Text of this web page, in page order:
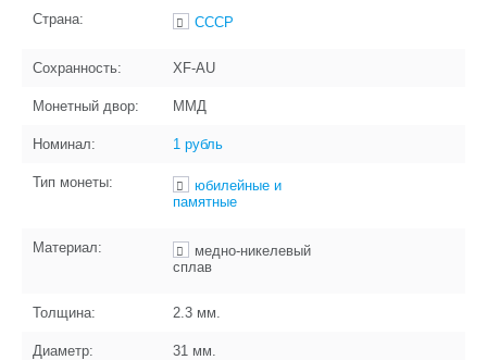
Страна: СССР
Сохранность: XF-AU
Монетный двор: ММД
Номинал: 1 рубль
Тип монеты:
юбилейные и
памятные
Материал:
медно-никелевый
сплав
Толщина: 2.3 мм.
Диаметр: 31 мм.